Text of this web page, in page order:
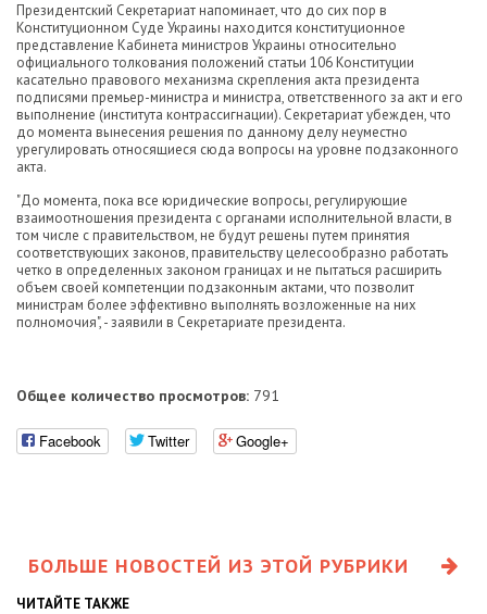
Президентский Секретариат напоминает, что до сих пор в
Конституционном Суде Украины находится конституционное
представление Кабинета министров Украины относительно
официального толкования положений статьи 106 Конституции
касательно правового механизма скрепления акта президента
подписями премьер-министра и министра, ответственного за акт и его
выполнение (института контрассигнации). Секретариат убежден, что
до момента вынесения решения по данному делу неуместно
урегулировать относящиеся сюда вопросы на уровне подзаконного
акта.
"До момента, пока все юридические вопросы, регулирующие
взаимоотношения президента с органами исполнительной власти, в
том числе с правительством, не будут решены путем принятия
соответствующих законов, правительству целесообразно работать
четко в определенных законом границах и не пытаться расширить
объем своей компетенции подзаконным актами, что позволит
министрам более эффективно выполнять возложенные на них
полномочия", - заявили в Секретариате президента.
Общее количество просмотров: 791
Facebook Twitter Google+
БОЛЬШЕ НОВОСТЕЙ ИЗ ЭТОЙ РУБРИКИ
ЧИТАЙТЕ ТАКЖЕ